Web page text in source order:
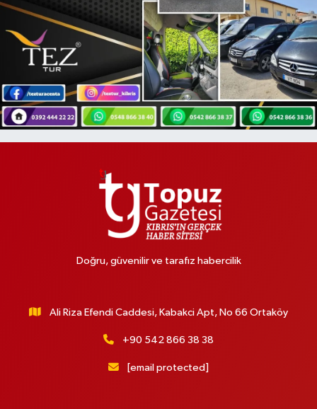
Doğru, güvenilir ve tarafız habercilik
Ali Riza Efendi Caddesi, Kabakci Apt, No 66 Ortaköy
+90 542 866 38 38
[email protected]